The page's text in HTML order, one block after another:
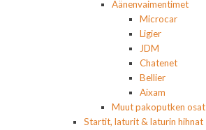
Äänenvaimentimet
Microcar
Ligier
JDM
Chatenet
Bellier
Aixam
Muut pakoputken osat
Startit, laturit & laturin hihnat